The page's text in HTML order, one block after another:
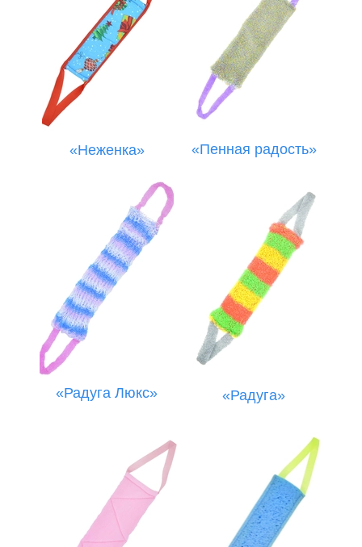
«Неженка» «Пенная радость»
«Радуга Люкс» «Радуга»